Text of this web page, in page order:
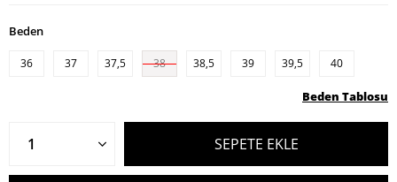
Beden
36 37 37,5 38 38,5 39 39,5 40
Beden Tablosu